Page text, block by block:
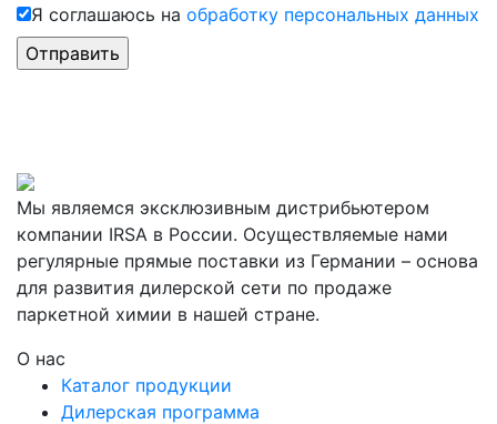
Я соглашаюсь на обработку персональных данных
Мы являемся эксклюзивным дистрибьютером
компании IRSA в России. Осуществляемые нами
регулярные прямые поставки из Германии – основа
для развития дилерской сети по продаже
паркетной химии в нашей стране.
О нас
Каталог продукции
Дилерская программа